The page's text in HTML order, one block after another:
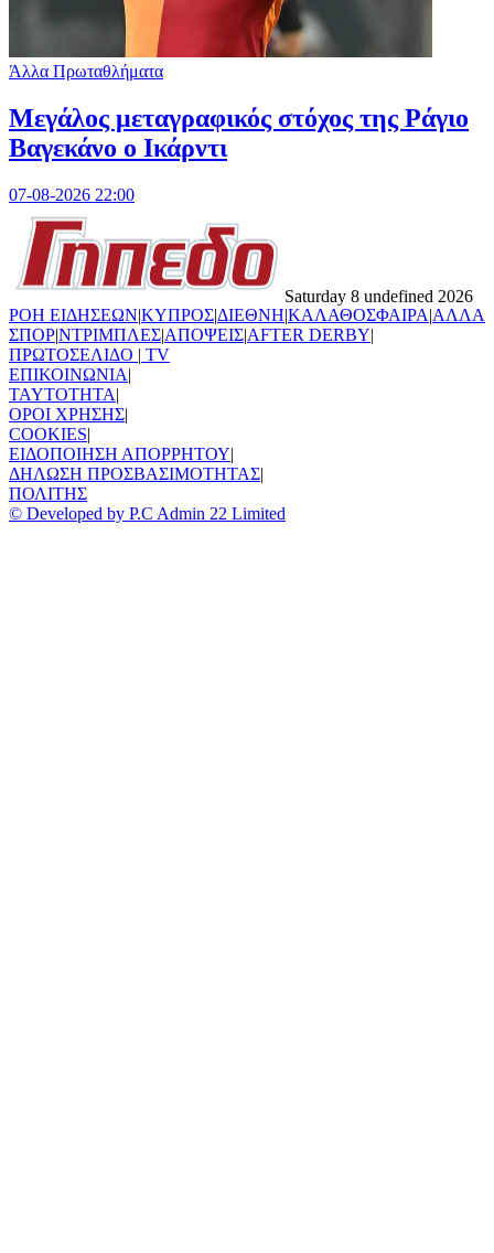
Άλλα Πρωταθλήματα
Μεγάλος μεταγραφικός στόχος της Ράγιο
Βαγεκάνο ο Ικάρντι
07-08-2026 22:00
Saturday 8 undefined 2026
ΡΟΗ ΕΙΔΗΣΕΩΝ|ΚΥΠΡΟΣ|ΔΙΕΘΝΗ|ΚΑΛΑΘΟΣΦΑΙΡΑ|ΑΛΛΑ
ΣΠΟΡ|ΝΤΡΙΜΠΛΕΣ|ΑΠΟΨΕΙΣ|AFTER DERBY|
ΠΡΩΤΟΣΕΛΙΔΟ | TV
ΕΠΙΚΟΙΝΩΝΙΑ|
TAYTOTHTA|
ΟΡΟΙ ΧΡΗΣΗΣ|
COOKIES|
ΕΙΔΟΠΟΙΗΣΗ ΑΠΟΡΡΗΤΟΥ|
ΔΗΛΩΣΗ ΠΡΟΣΒΑΣΙΜΟΤΗΤΑΣ|
ΠΟΛΙΤΗΣ
© Developed by P.C Admin 22 Limited